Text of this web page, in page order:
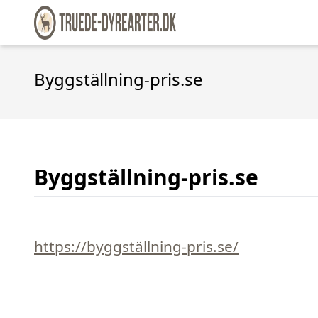
Byggställning-pris.se
Byggställning-pris.se
https://byggställning-pris.se/